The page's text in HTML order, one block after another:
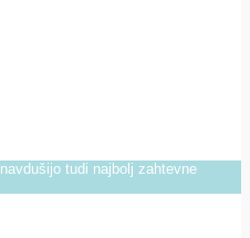
tudi najbolj zahtevne